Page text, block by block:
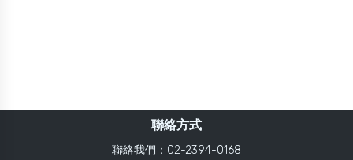
聯絡方式
聯絡我們：02-2394-0168